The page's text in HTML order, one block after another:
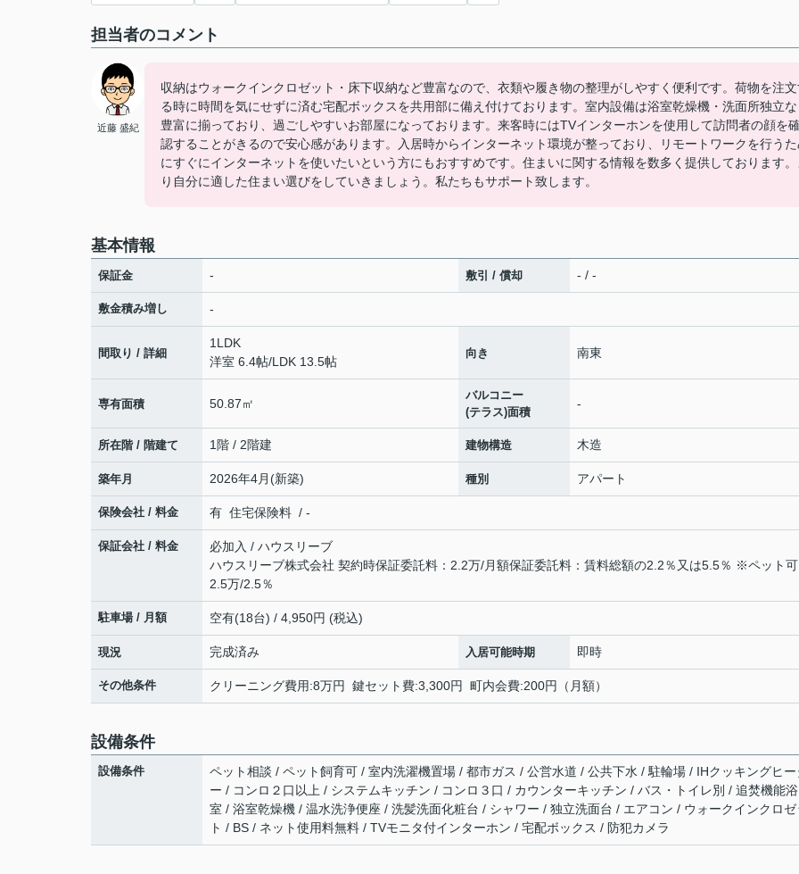
担当者のコメント
近藤 盛紀
収納はウォークインクロゼット・床下収納など豊富なので、衣類や履き物の整理がしやすく便利です。荷物を注
る時に時間を気にせずに済む宅配ボックスを共用部に備え付けております。室内設備は浴室乾燥機・洗面所独立
豊富に揃っており、過ごしやすいお部屋になっております。来客時にはTVインターホンを使用して訪問者の顔を
認することがきるので安心感があります。入居時からインターネット環境が整っており、リモートワークを行う
にすぐにインターネットを使いたいという方にもおすすめです。住まいに関する情報を数多く提供しております
り自分に適した住まい選びをしていきましょう。私たちもサポート致します。
基本情報
保証金 - 敷引 / 償却 - / -
敷金積み増し -
間取り / 詳細
1LDK
洋室 6.4帖/LDK 13.5帖
向き 南東
専有面積 50.87㎡
バルコニー
(テラス)面積
-
所在階 / 階建て 1階 / 2階建 建物構造 木造
築年月 2026年4月(新築) 種別 アパート
保険会社 / 料金 有 住宅保険料 / -
保証会社 / 料金
必加入 / ハウスリーブ
ハウスリーブ株式会社 契約時保証委託料：2.2万/月額保証委託料：賃料総額の2.2％又は5.5％ ※ペット
2.5万/2.5％
駐車場 / 月額 空有(18台) / 4,950円 (税込)
現況 完成済み 入居可能時期 即時
その他条件 クリーニング費用:8万円 鍵セット費:3,300円 町内会費:200円（月額）
設備条件
設備条件
ペット相談 / ペット飼育可 / 室内洗濯機置場 / 都市ガス / 公営水道 / 公共下水 / 駐輪場 / IHクッキングヒー
ー / コンロ２口以上 / システムキッチン / コンロ３口 / カウンターキッチン / バス・トイレ別 / 追焚機能浴
室 / 浴室乾燥機 / 温水洗浄便座 / 洗髪洗面化粧台 / シャワー / 独立洗面台 / エアコン / ウォークインクロゼ
ト / BS / ネット使用料無料 / TVモニタ付インターホン / 宅配ボックス / 防犯カメラ